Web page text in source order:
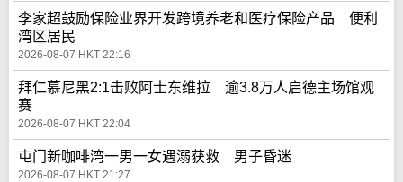
李家超鼓励保险业界开发跨境养老和医疗保险产品 便利
湾区居民
2026-08-07 HKT 22:16
拜仁慕尼黑2:1击败阿士东维拉 逾3.8万人启德主场馆观
赛
2026-08-07 HKT 22:04
屯门新咖啡湾一男一女遇溺获救 男子昏迷
2026-08-07 HKT 21:27